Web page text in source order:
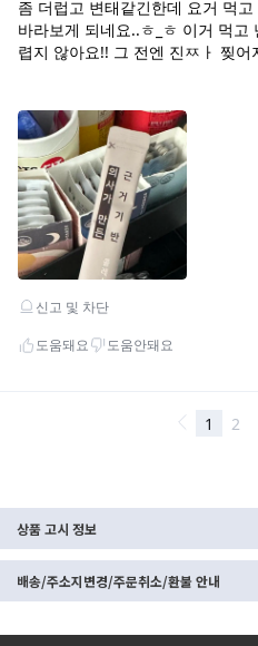
상품 고시 정보
배송/주소지변경/주문취소/환불 안내